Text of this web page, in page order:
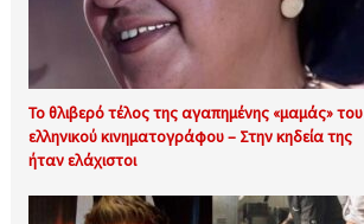
Το θλιβερό τέλος της αγαπημένης «μαμάς» του
ελληνικού κινηματογράφου – Στην κηδεία της
ήταν ελάχιστοι